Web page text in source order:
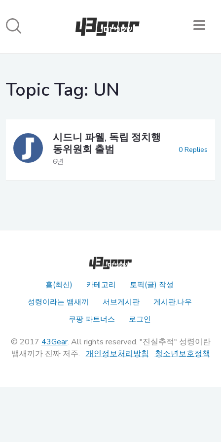
Topic Tag: UN
시드니 파웰, 독립 정치행
동위원회 출범
6년
0 Replies
홈(최신) 카테고리
토픽(글) 작성
성령이라는 뱀새끼
서브게시판
게시판.나우
쿠팡 파트너스
로그인
© 2017 43Gear. All rights reserved. "진실추적" 성령이란
뱀새끼가 진짜 저주. 개인정보처리방침 청소년보호정책